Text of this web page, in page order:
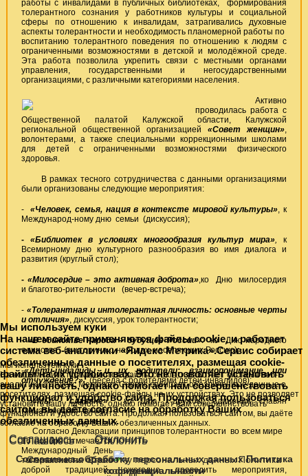
Мы используем куки
На нашем сайте применяются файлы cookie, и работает
система веб-аналитики «Яндекс Метрика».Сервис собирает
обезличенные данные о посетителях, размещая cookie-
файлы на их устройствах. Это не позволяет установить
вашу личность, однако помогает нам совершенствовать
функционал и удобство сайта. Продолжая пользоваться
сайтом, вы даёте согласие на обработку Ваших
обезличенных данных.
Соглашаюсь
Отклонить
Согласие на обработку персональных данных Политика
кофиденциальности
работы с инвалидами в публичных библиотеках, формирования
толерантного сознания у работников культуры и социальной
сферы по отношению к инвалидам, затрагивались духовные
аспекты толерантности и необходимость планомерной работы по
воспитанию толерантного поведения по отношению к людям с
ограниченными возможностями в детской и молодёжной среде.
Эта работа позволила укрепить связи с местными органами
управления, государственными и негосударственными
организациями, с различными категориями населения.
Активно
проводилась работа с
Общественной палатой Калужской области, Калужской
региональной общественной организацией «Совет женщин»,
волонтерами, а также специальными коррекционными школами
для детей с ограниченными возможностями физического
здоровья.
В рамках тесного сотрудничества с данными организациями
были организованы следующие мероприятия:
-«Человек, семья, нация в контексте мировой культуры», к
Международ-ному дню семьи (дискуссия);
- «Библиотек в условиях многообразия культур мира», к
Всемирному дню культурного разнообразия во имя диалога и
развития (круглый стол);
- «Милосердие – это активная доброта»,ко Дню милосердия
и благотво-рительности (вечер-встреча);
- «Толерантная и интолерантная личность: основные черты
и отличия», дискуссия, урок толерантности;
-«В единстве народа – будущее России»:
ко Дню народного
единства
(викторина о народах, населяющих Россию);
-«Дети-инвалиды и их родители: взаимопонимание или
отчуждение?»(беседа с родителями детей-инвалидов);
-«Мы - славяне»ко Дню дружбы, единения славян
(тематический вечер).
Согласно Декларации принципов толерантности во всем мире
16 ноября отмечается
Международный День
толерантности. Стало
доброй традицией ежегодно проводить мероприятия,
Мы используем куки
На нашем сайте применяются файлы cookie, и работает система веб-
аналитики «Яндекс Метрика».Сервис собирает обезличенные данные о
посетителях, размещая cookie-файлы на их устройствах. Это не позволяет
установить вашу личность, однако помогает нам совершенствовать
функционал и удобство сайта. Продолжая пользоваться сайтом, вы даёте
согласие на обработку Ваших обезличенных данных.
Соглашаюсь Отклонить
Согласие на обработку персональных данныхПолитика
кофиденциальности